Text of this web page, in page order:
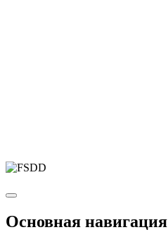
Основная навигация